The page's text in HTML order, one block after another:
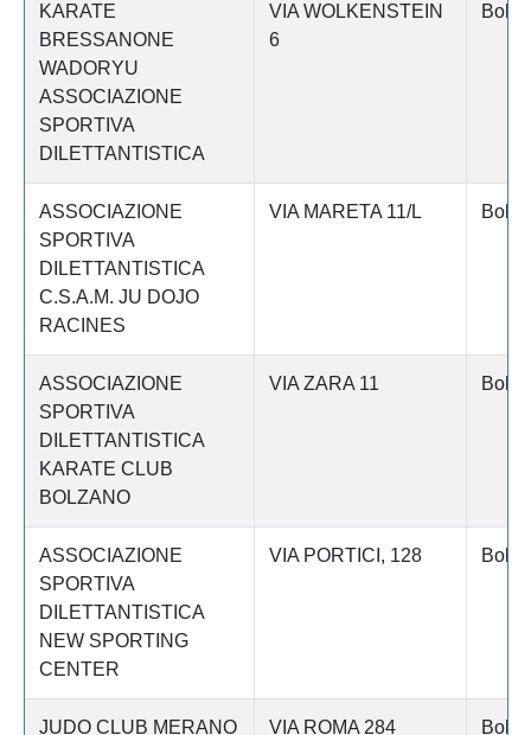
KARATE
BRESSANONE
WADORYU
ASSOCIAZIONE
SPORTIVA
DILETTANTISTICA
VIA WOLKENSTEIN
6
ASSOCIAZIONE
SPORTIVA
DILETTANTISTICA
C.S.A.M. JU DOJO
RACINES
VIA MARETA 11/L
ASSOCIAZIONE
SPORTIVA
DILETTANTISTICA
KARATE CLUB
BOLZANO
VIA ZARA 11
ASSOCIAZIONE
SPORTIVA
DILETTANTISTICA
NEW SPORTING
CENTER
VIA PORTICI, 128
JUDO CLUB MERANO VIA ROMA 284